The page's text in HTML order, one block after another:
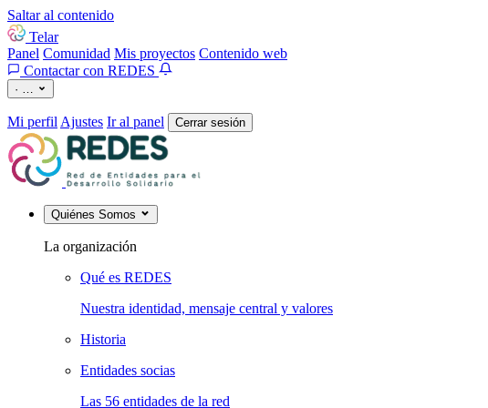
Saltar al contenido
Telar
Panel Comunidad Mis proyectos Contenido web
Contactar con REDES
· …
Mi perfil Ajustes Ir al panel Cerrar sesión
Quiénes Somos
La organización
Qué es REDES
Nuestra identidad, mensaje central y valores
Historia
Entidades socias
Las 56 entidades de la red